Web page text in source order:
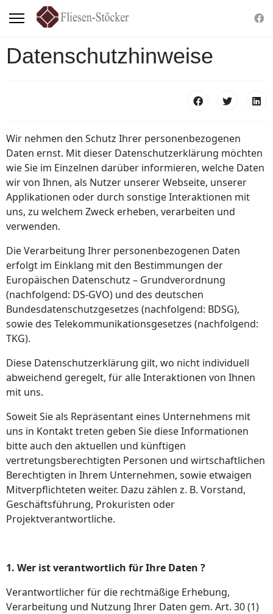
Datenschutzhinweise
Wir nehmen den Schutz Ihrer personenbezogenen
Daten ernst. Mit dieser Datenschutzerklärung möchten
wie Sie im Einzelnen darüber informieren, welche Daten
wir von Ihnen, als Nutzer unserer Webseite, unserer
Applikationen oder durch sonstige Interaktionen mit
uns, zu welchem Zweck erheben, verarbeiten und
verwenden.
Die Verarbeitung Ihrer personenbezogenen Daten
erfolgt im Einklang mit den Bestimmungen der
Europäischen Datenschutz – Grundverordnung
(nachfolgend: DS-GVO) und des deutschen
Bundesdatenschutzgesetzes (nachfolgend: BDSG),
sowie des Telekommunikationsgesetzes (nachfolgend:
TKG).
Diese Datenschutzerklärung gilt, wo nicht individuell
abweichend geregelt, für alle Interaktionen von Ihnen
mit uns.
Soweit Sie als Repräsentant eines Unternehmens mit
uns in Kontakt treten geben Sie diese Informationen
bitte auch den aktuellen und künftigen
vertretungsberechtigten Personen und wirtschaftlichen
Berechtigten in Ihrem Unternehmen, sowie etwaigen
Mitverpflichteten weiter. Dazu zählen z. B. Vorstand,
Geschäftsführung, Prokuristen oder
Projektverantwortliche.
1. Wer ist verantwortlich für Ihre Daten ?
Verantwortlicher für die rechtmäßige Erhebung,
Verarbeitung und Nutzung Ihrer Daten gem. Art. 30 (1)